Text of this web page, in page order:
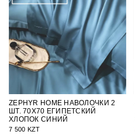
ZEPHYR HOME НАВОЛОЧКИ 2
ШТ. 70Х70 ЕГИПЕТСКИЙ
ХЛОПОК СИНИЙ
7 500 KZT